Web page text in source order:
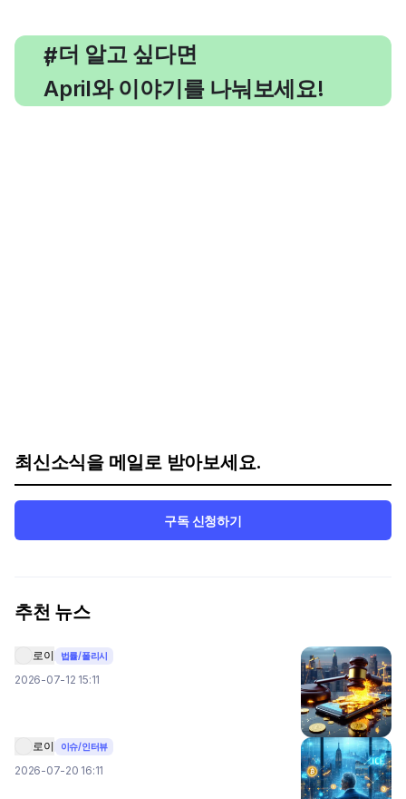
#
, 더 알고 싶다면
April와 이야기를 나눠보세요!
최신소식을 메일로 받아보세요.
구독 신청하기
추천 뉴스
로이 법률/폴리시
2026-07-12 15:11
로이 이슈/인터뷰
2026-07-20 16:11